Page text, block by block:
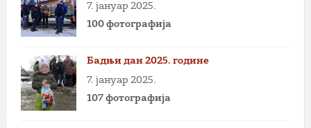
7. јануар 2025.
100 фотографија
Бадњи дан 2025. године
7. јануар 2025.
107 фотографија